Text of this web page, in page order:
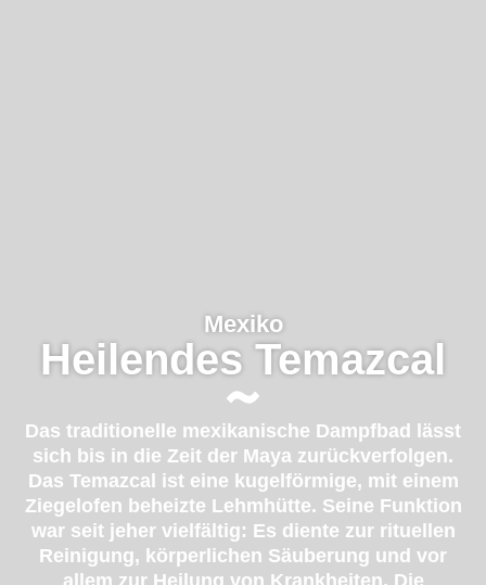
Mexiko
Heilendes Temazcal
Das traditionelle mexikanische Dampfbad lässt
sich bis in die Zeit der Maya zurückverfolgen.
Das Temazcal ist eine kugelförmige, mit einem
Ziegelofen beheizte Lehmhütte. Seine Funktion
war seit jeher vielfältig: Es diente zur rituellen
Reinigung, körperlichen Säuberung und vor
allem zur Heilung von Krankheiten. Die